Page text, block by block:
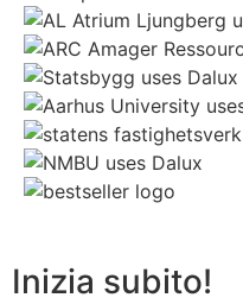
Inizia subito!